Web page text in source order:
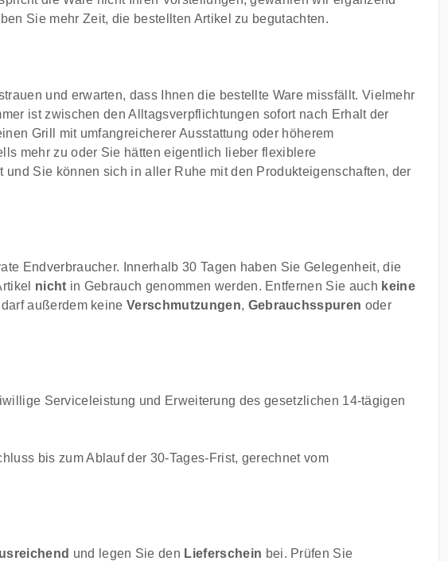
Sie mehr Zeit, die bestellten Artikel zu begutachten.
und erwarten, dass Ihnen die bestellte Ware missfällt. Vielmehr
ist zwischen den Alltagsverpflichtungen sofort nach Erhalt der
Grill mit umfangreicherer Ausstattung oder höherem
mehr zu oder Sie hätten eigentlich lieber flexiblere
Sie können sich in aller Ruhe mit den Produkteigenschaften, der
Endverbraucher. Innerhalb 30 Tagen haben Sie Gelegenheit, die
nicht in Gebrauch genommen werden. Entfernen Sie auch keine
außerdem keineVerschmutzungen, Gebrauchsspuren oder
Serviceleistung und Erweiterung des gesetzlichen 14-tägigen
bis zum Ablauf der 30-Tages-Frist, gerechnet vom
und legen Sie den Lieferschein bei. Prüfen Sie